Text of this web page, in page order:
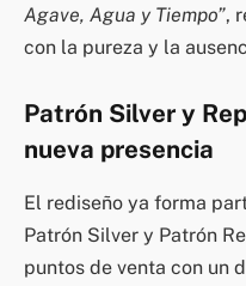
Agave, Agua y Tiempo”,
con la pureza y la
Patrón Silver y
nueva presencia
El rediseño ya forma
Patrón Silver y Patrón
puntos de venta con un